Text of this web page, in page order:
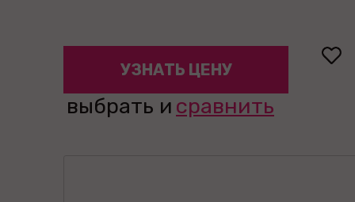
УЗНАТЬ ЦЕНУ
выбрать и сравнить